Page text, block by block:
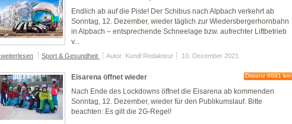
Endlich ab auf die Piste! Der Schibus nach Alpbach verkehrt ab
Sonntag, 12. Dezember, wieder täglich zur Wiedersbergerhornbahn
in Alpbach – entsprechende Schneelage bzw. aufrechter Liftbetrieb
v...
Sport & Gesundheit Autor: Kundl Redakteur 10. Dezember 2021
Eisarena öffnet wieder Distanz 9681 km
Nach Ende des Lockdowns öffnet die Eisarena ab kommenden
Sonntag, 12. Dezember, wieder für den Publikumslauf. Bitte
beachten: Es gilt die 2G-Regel!